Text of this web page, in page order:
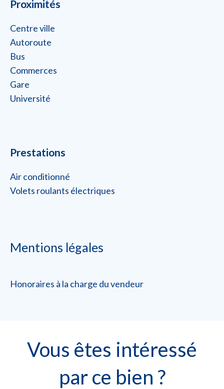
Proximités
Centre ville
Autoroute
Bus
Commerces
Gare
Université
Prestations
Air conditionné
Volets roulants électriques
Mentions légales
Honoraires à la charge du vendeur
Vous êtes intéressé
par ce bien ?